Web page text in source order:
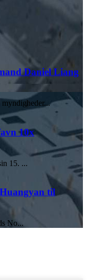
Daniel Liang
10x
15. ...
til
No...